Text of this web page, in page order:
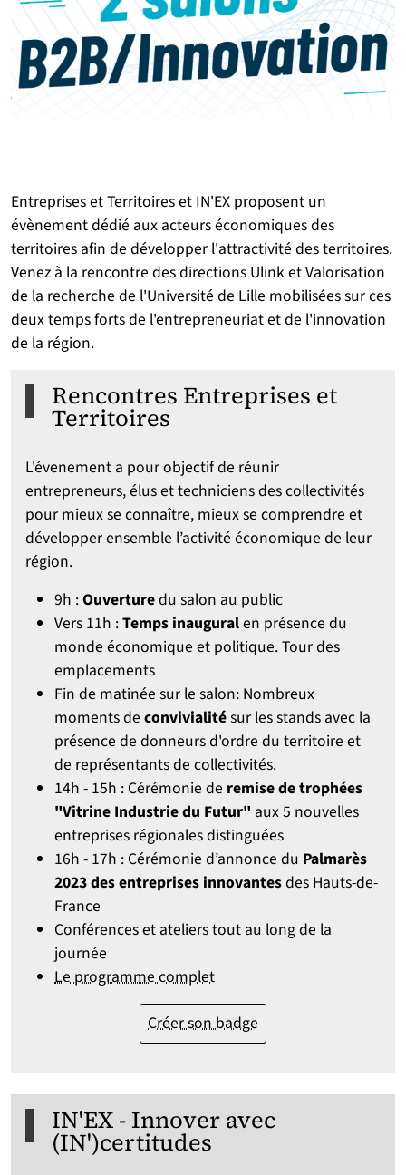
Entreprises et Territoires et IN'EX proposent un
évènement dédié aux acteurs économiques des
territoires afin de développer l'attractivité des territoires.
Venez à la rencontre des directions Ulink et Valorisation
de la recherche de l'Université de Lille mobilisées sur ces
deux temps forts de l'entrepreneuriat et de l'innovation
de la région.
Rencontres Entreprises et
Territoires
L'évenement a pour objectif de réunir
entrepreneurs, élus et techniciens des collectivités
pour mieux se connaître, mieux se comprendre et
développer ensemble l’activité économique de leur
région.
9h :Ouverturedu salon au public
Vers 11h :Temps inauguralen présence du
monde économique et politique. Tour des
emplacements
Fin de matinée sur le salon: Nombreux
moments de convivialitésur les stands avec la
présence de donneurs d'ordre du territoire et
de représentants de collectivités.
14h - 15h : Cérémonie de remise de trophées
"Vitrine Industrie du Futur" aux 5 nouvelles
entreprises régionales distinguées
16h - 17h : Cérémonie d’annonce du Palmarès
2023 des entreprises innovantesdes Hauts-de-
France
Conférences et ateliers tout au long de la
journée
Le programme complet
Créer son badge
IN'EX - Innover avec
(IN')certitudes